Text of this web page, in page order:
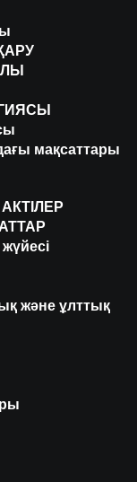
мақсаттары
және ұлттық